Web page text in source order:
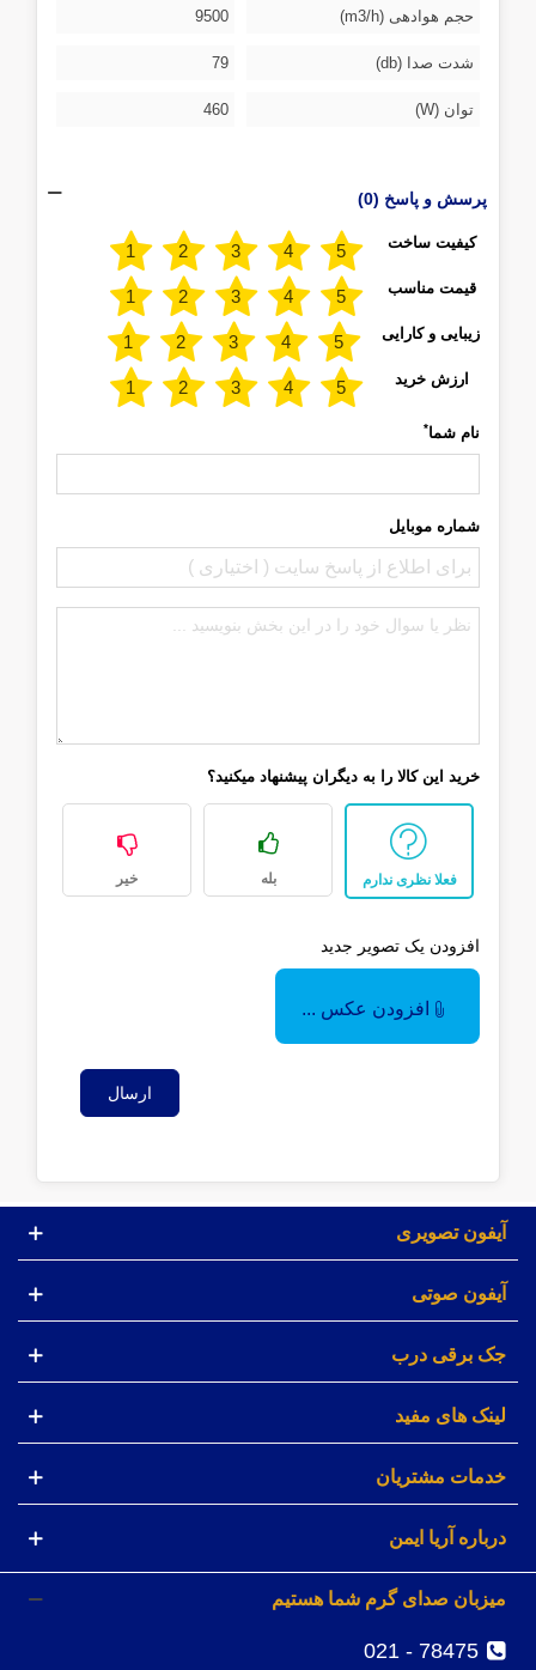
حجم هوادهی (m3/h) 9500
شدت صدا (db) 79
توان (W) 460
پرسش و پاسخ (0)
کیفیت ساخت
قیمت مناسب
زیبایی و کارایی
ارزش خرید
نام شما*
شماره موبایل
خرید این کالا را به دیگران پیشنهاد میکنید؟
فعلا نظری ندارم بله خیر
افزودن یک تصویر جدید
افزودن عکس ...
ارسال
آیفون تصویری
آیفون صوتی
جک برقی درب
لینک های مفید
خدمات مشتریان
درباره آریا ایمن
میزبان صدای گرم شما هستیم
78475 - 021